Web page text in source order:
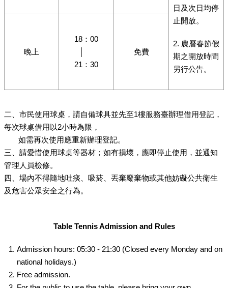
日及次日均停
止開放。
2. 農曆春節假
期之開放時間
另行公告。
晚上
18：00
21：30
免費
二、市民使用球桌，請自備球具並先至1樓服務臺辦理借用登記，
每次球桌借用以2小時為限，
如需再次使用應重新辦理登記。
三、請愛惜使用球桌等器材；如有損壞，應即停止使用，並通知
管理人員檢修。
四、場內不得隨地吐痰、吸菸、丟棄廢棄物或其他妨礙公共衛生
及危害公眾安全之行為。
Table Tennis Admission and Rules
Admission hours: 05:30 - 21:30 (Closed every Monday and on
national holidays.)
Free admission.